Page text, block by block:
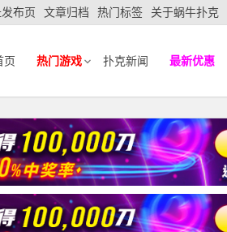
布页 文章归档 热门标签 关于蜗牛扑克
页 热门游戏 扑克新闻 最新优惠